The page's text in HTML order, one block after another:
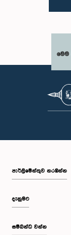
පෙබරවාරි මස 17
හමුවේ පෙනී සිටිනු
අවංකවම සමාව
සභාවල අධිකාරිය,
වැදගත්කම පිළිබඳව
වරප්‍රසාද පිළිබඳ
සභාපතිවරයා විසින් ඒ
කී නිලධාරීන්ට සමාව
ලදී. පාර්ලිමේන්තු
සෑම අවස්ථාවකදීම
පාර්ලිමේන්තුවේ
මෙම
පාර්ලි‌මේන්තුව නරඹන්න
දැනුමට
සම්බන්ධ වන්න